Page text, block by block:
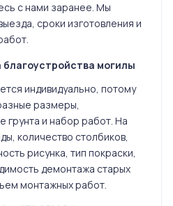
с нами заранее. Мы
сроки изготовления и
могилы
индивидуально, потому
размеры,
грунта и набор работ. На
количество столбиков,
рисунка, тип покраски,
демонтажа старых
монтажных работ.